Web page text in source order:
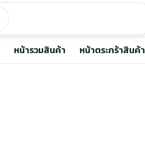
หน้ารวมสินค้า หน้าตระกร้าสินค้า